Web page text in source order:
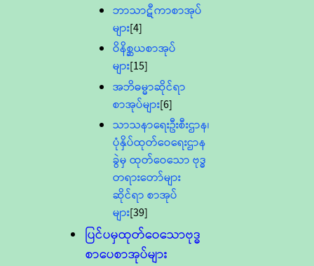
ဘာသာဋီကာစာအုပ်
များ[4]
ဝိနိစ္ဆယစာအုပ်
များ[15]
အဘိဓမ္မာဆိုင်ရာ
စာအုပ်များ[6]
သာသနာရေးဦးစီးဌာန၊
ပုံနှိပ်ထုတ်ဝေရေးဌာန
ခွဲမှ ထုတ်ဝေသော ဗုဒ္ဓ
တရားတော်များ
ဆိုင်ရာ စာအုပ်
များ[39]
ပြင်ပမှထုတ်ဝေသောဗုဒ္ဓ
စာပေစာအုပ်များ